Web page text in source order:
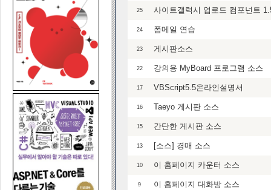
25 사이트갤럭시 업로드 컴포넌트
24 폼메일 연습
23 게시판소스
22 강의용 MyBoard 프로그램 소스
17 VBScript5.5온라인설명서
16 Taeyo 게시판 소스
15 간단한 게시판 소스
13 [소스] 경매 소스
10 이 홈페이지 카운터 소스
9 이 홈페이지 대화방 소스